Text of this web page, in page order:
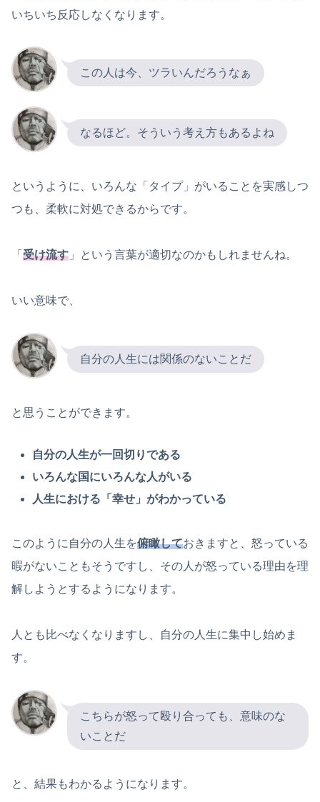
いちいち反応しなくなります。
この人は今、ツラいんだろうなぁ
なるほど。そういう考え方もあるよね
というように、いろんな「タイプ」がいることを実感しつ
つも、柔軟に対処できるからです。
「 受け流す 」という言葉が適切なのかもしれませんね。
いい意味で、
自分の人生には関係のないことだ
と思うことができます。
自分の人生が一回切りである
いろんな国にいろんな人がいる
人生における「幸せ」がわかっている
このように自分の人生を俯瞰しておきますと、怒っている
暇がないこともそうですし、その人が怒っている理由を理
解しようとするようになります。
人とも比べなくなりますし、自分の人生に集中し始めま
す。
こちらが怒って殴り合っても、意味のな
いことだ
と、結果もわかるようになります。